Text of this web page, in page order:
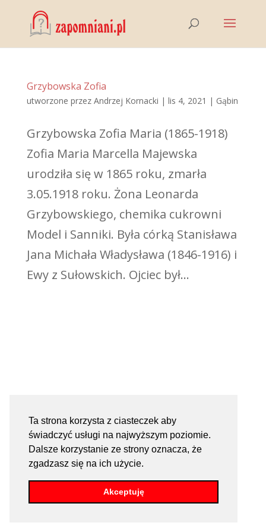
Ta strona korzysta z ciasteczek aby
świadczyć usługi na najwyższym poziomie.
Dalsze korzystanie ze strony oznacza, że
zgadzasz się na ich użycie.
Akceptuję
Grzybowska Zofia
utworzone przez Andrzej Kornacki | lis 4, 2021 | Gąbin
Grzybowska Zofia Maria (1865-1918)
Zofia Maria Marcella Majewska
urodziła się w 1865 roku, zmarła
3.05.1918 roku. Żona Leonarda
Grzybowskiego, chemika cukrowni
Model i Sanniki. Była córką Stanisława
Jana Michała Władysława (1846-1916) i
Ewy z Sułowskich. Ojciec był...